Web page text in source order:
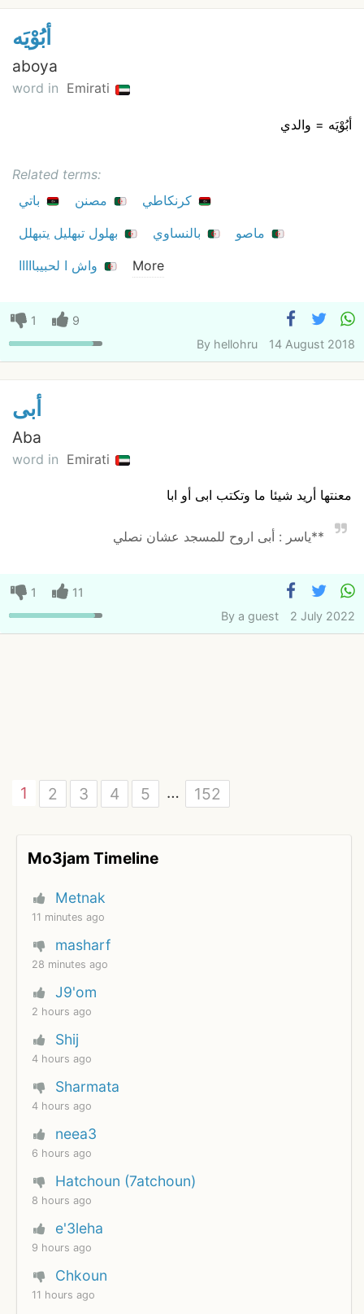
أبُوْيَه
aboya
word in Emirati
أبُوْيَه = والدي
Related terms:
باتي
مصنن
كرنكاطي
بهلول تبهليل يتبهلل
بالنساوي
ماصو
واش ا لحبيبااااا
More
1
9
By hellohru 14 August 2018
أبى
Aba
word in Emirati
معنتها أريد شيئا ما وتكتب ابى أو ابا
**ياسر : أبى اروح للمسجد عشان نصلي
1
11
By a guest 2 July 2022
1 2 3 4 5 … 152
Mo3jam Timeline
Metnak
11 minutes ago
masharf
28 minutes ago
J9'om
2 hours ago
Shij
4 hours ago
Sharmata
4 hours ago
neea3
6 hours ago
Hatchoun (7atchoun)
8 hours ago
e'3leha
9 hours ago
Chkoun
11 hours ago